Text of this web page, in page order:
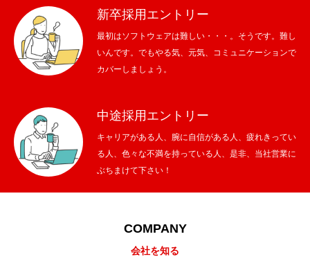
新卒採用エントリー
最初はソフトウェアは難しい・・・。そうです。難し
いんです。でもやる気、元気、コミュニケーションで
カバーしましょう。
中途採用エントリー
キャリアがある人、腕に自信がある人、疲れきってい
る人、色々な不満を持っている人、是非、当社営業に
ぶちまけて下さい！
COMPANY
会社を知る